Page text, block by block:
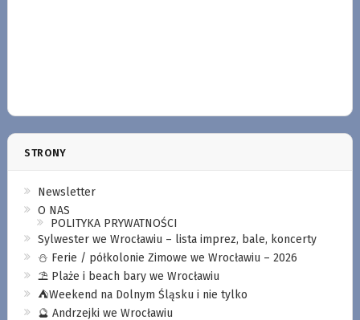
STRONY
Newsletter
O NAS
POLITYKA PRYWATNOŚCI
Sylwester we Wrocławiu – lista imprez, bale, koncerty
⛄️ Ferie / półkolonie Zimowe we Wrocławiu – 2026
⛱️ Plaże i beach bary we Wrocławiu
⛺️Weekend na Dolnym Śląsku i nie tylko
🔮 Andrzejki we Wrocławiu